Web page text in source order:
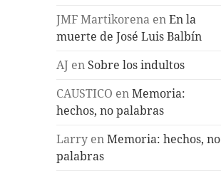
JMF Martikorena enEn la
muerte de José Luis Balbín
AJ en Sobre los indultos
CAUSTICO enMemoria:
hechos, no palabras
Larry enMemoria: hechos, no
palabras